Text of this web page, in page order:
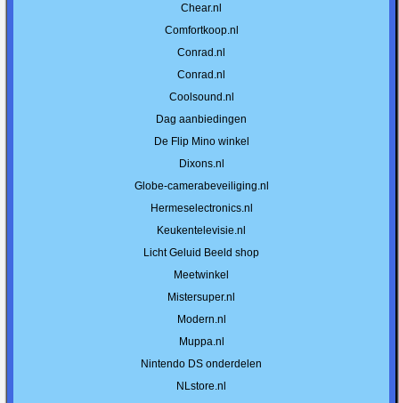
Chear.nl
Comfortkoop.nl
Conrad.nl
Conrad.nl
Coolsound.nl
Dag aanbiedingen
De Flip Mino winkel
Dixons.nl
Globe-camerabeveiliging.nl
Hermeselectronics.nl
Keukentelevisie.nl
Licht Geluid Beeld shop
Meetwinkel
Mistersuper.nl
Modern.nl
Muppa.nl
Nintendo DS onderdelen
NLstore.nl